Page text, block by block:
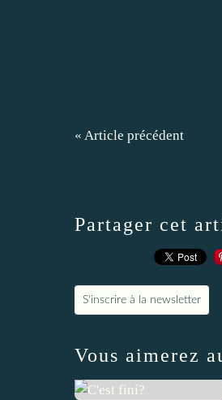
« Article précédent
Partager cet
S'inscrire à la newsletter
Vous aimerez